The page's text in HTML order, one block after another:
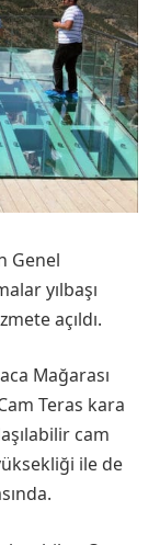
Genel
yılbaşı
açıldı.
Mağarası
Teras kara
cam
ile de